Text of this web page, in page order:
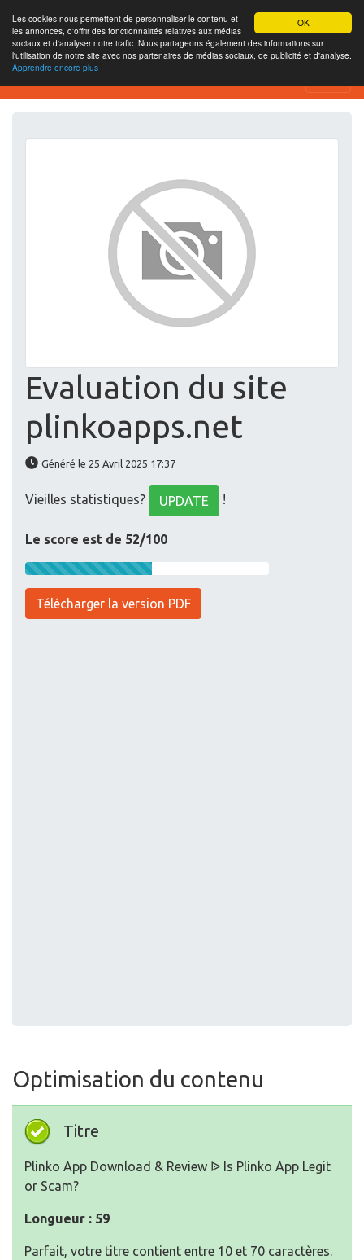
OK
Les cookies nous permettent de personnaliser le contenu et
les annonces, d'offrir des fonctionnalités relatives aux médias
sociaux et d'analyser notre trafic. Nous partageons également des informations sur
l'utilisation de notre site avec nos partenaires de médias sociaux, de publicité et d'analyse.
Apprendre encore plus
SEO Analytics
Evaluation du site
plinkoapps.net
Généré le 25 Avril 2025 17:37
Vieilles statistiques? UPDATE !
Le score est de 52/100
Télécharger la version PDF
Optimisation du contenu
Titre
Plinko App Download & Review ᐉ Is Plinko App Legit
or Scam?
Longueur : 59
Parfait, votre titre contient entre 10 et 70 caractères.